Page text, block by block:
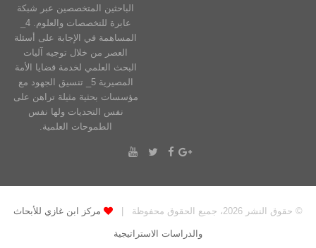
الباحثين المتخصصين عبر شبكة
المساهمة في الإجابة على أسئلة
العصر من خلال توجيه آليات
البحث العلمي لخدمة قضايا الأمة
المصيرية 5_ تنسيق الجهود مع
مؤسسات بحثية مثيلة تراهن على
نفس التحديات ولها نفس
الطموحات العلمية.
© حقوق النشر 2026، جميع الحقوق محفوظة | مركز ابن غازي للأبحاث
والدراسات الاستراتيجية